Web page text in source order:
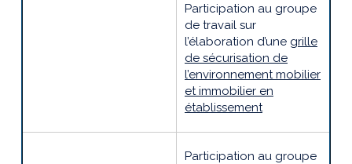
Participation au groupe
de travail sur
l’élaboration d’une grille
de sécurisation de
l’environnement mobilier
et immobilier en
établissement
Participation au groupe